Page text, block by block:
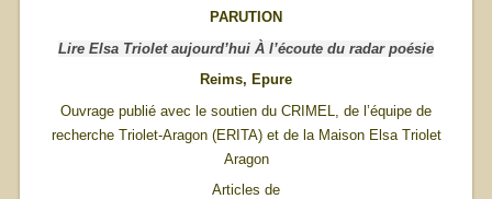
PARUTION
Lire Elsa Triolet aujourd’hui À l’écoute du radar poésie
Reims, Epure
Ouvrage publié avec le soutien du CRIMEL, de l’équipe de
recherche Triolet-Aragon (ERITA) et de la Maison Elsa Triolet
Aragon
Articles de